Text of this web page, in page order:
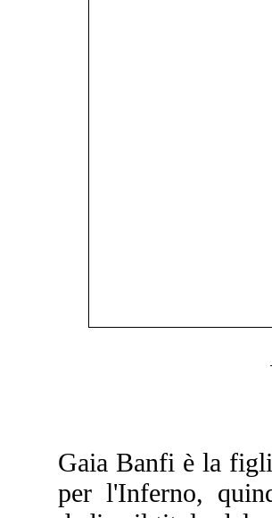
Gaia Banfi è la
per l'Inferno,